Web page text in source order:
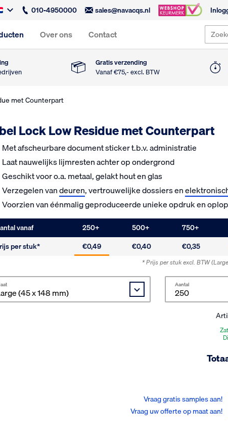
010-4950000 sales@navacqs.nl
Over ons Contact
Gratis verzending
Vanaf €75,- excl. BTW
met Counterpart
Lock Low Residue met Counterpart
Met afscheurbare document sticker t.b.v. administratie
Laat nauwelijks lijmresten achter op ondergrond
Geschikt voor o.a. metaal, gelakt hout en glas
Verzegelen vandeuren, vertrouwelijke dossiers en
Voorzien van éénmalig geproduceerde unieke opdruk en
vanaf 250+ 500+ 750+
per stuk*
€0,49 €0,40 €0,35
* Prijs per stuk excl. BTW
Aantal
Vraag gratis samples aan!
Vraag uw offerte op maat aan!